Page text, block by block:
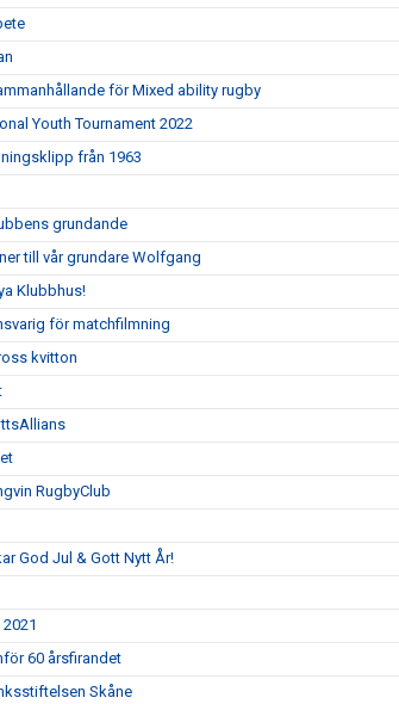
för Mixed ability rugby
Youth Tournament 2022
från 1963
grundande
till vår grundare Wolfgang
Klubbhus!
för matchfilmning
kvitton
RugbyClub
God Jul & Gott Nytt År!
60 årsfirandet
Skåne